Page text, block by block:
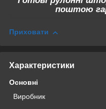
поштою
Приховати
Характеристики
Основні
Виробник